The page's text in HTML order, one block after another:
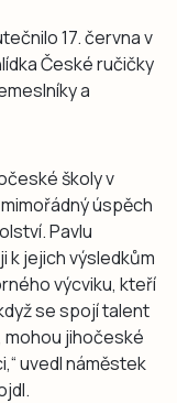
17. června v
České ručičky
a
školy v
úspěch
Pavlu
k jejich výsledkům
výcviku, kteří
se spojí talent
jihočeské
uvedl náměstek